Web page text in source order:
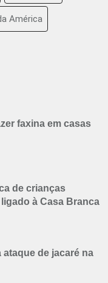
América
faxina em casas
de crianças
à Casa Branca
de jacaré na